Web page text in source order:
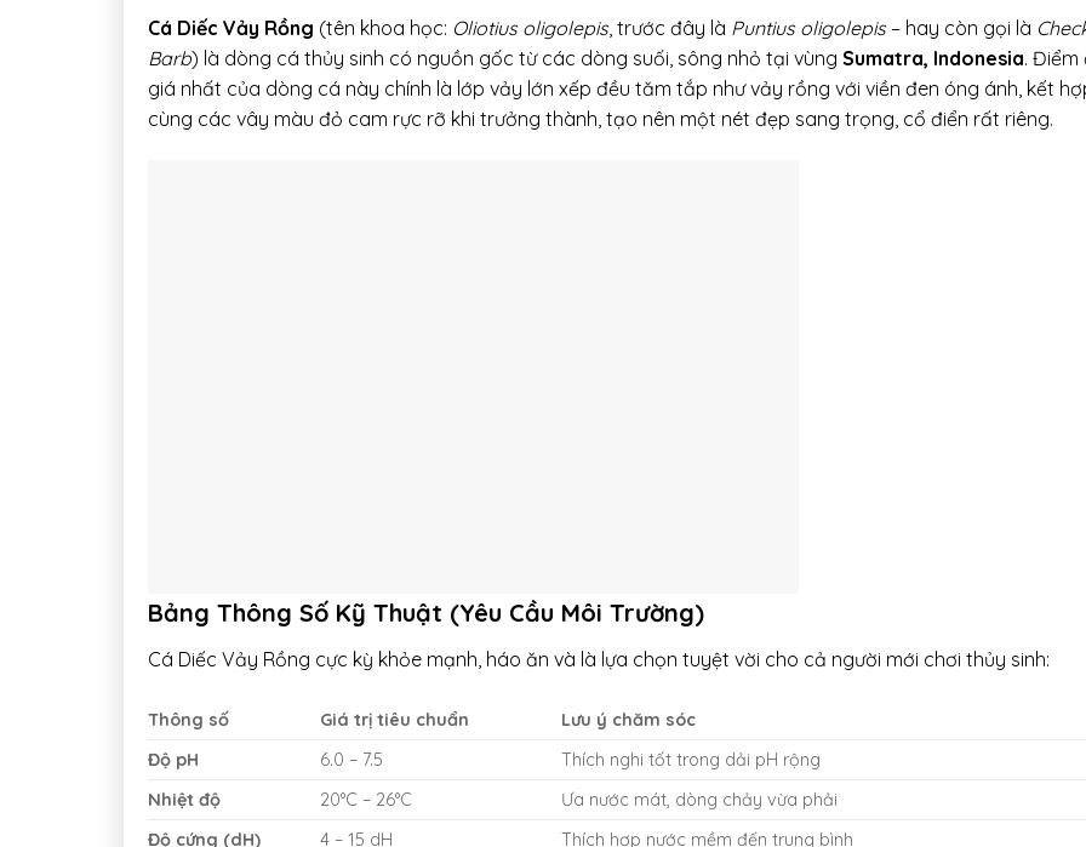
Cá Diếc Vảy Rồng (tên khoa học: Oliotius oligolepis, trước đây là Puntius oligolepis– hay còn gọi là
Barb) là dòng cá thủy sinh có nguồn gốc từ các dòng suối, sông nhỏ tại vùng Sumatra, Indonesia. Điểm
giá nhất của dòng cá này chính là lớp vảy lớn xếp đều tăm tắp như vảy rồng với viền đen óng ánh, kết
cùng các vây màu đỏ cam rực rỡ khi trưởng thành, tạo nên một nét đẹp sang trọng, cổ điển rất riêng.
Bảng Thông Số Kỹ Thuật (Yêu Cầu Môi Trường)
Cá Diếc Vảy Rồng cực kỳ khỏe mạnh, háo ăn và là lựa chọn tuyệt vời cho cả người mới chơi thủy sinh:
Thông số Giá trị tiêu chuẩn
Lưu ý chăm sóc
Độ pH
6.0 – 7.5
Thích nghi tốt trong dải pH rộng
Nhiệt độ
20°C – 26°C
Ưa nước mát, dòng chảy vừa phải
Độ cứng (dH)
4 – 15 dH
Thích hợp nước mềm đến trung bình